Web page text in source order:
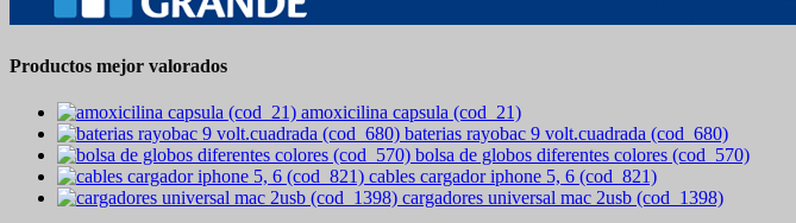
Productos mejor valorados
amoxicilina capsula (cod_21)
baterias rayobac 9 volt.cuadrada (cod_680)
bolsa de globos diferentes colores (cod_570)
cables cargador iphone 5, 6 (cod_821)
cargadores universal mac 2usb (cod_1398)